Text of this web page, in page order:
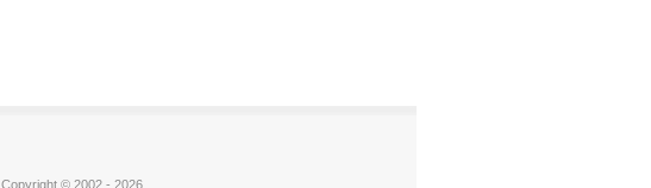
Copyright © 2002 - 2026.